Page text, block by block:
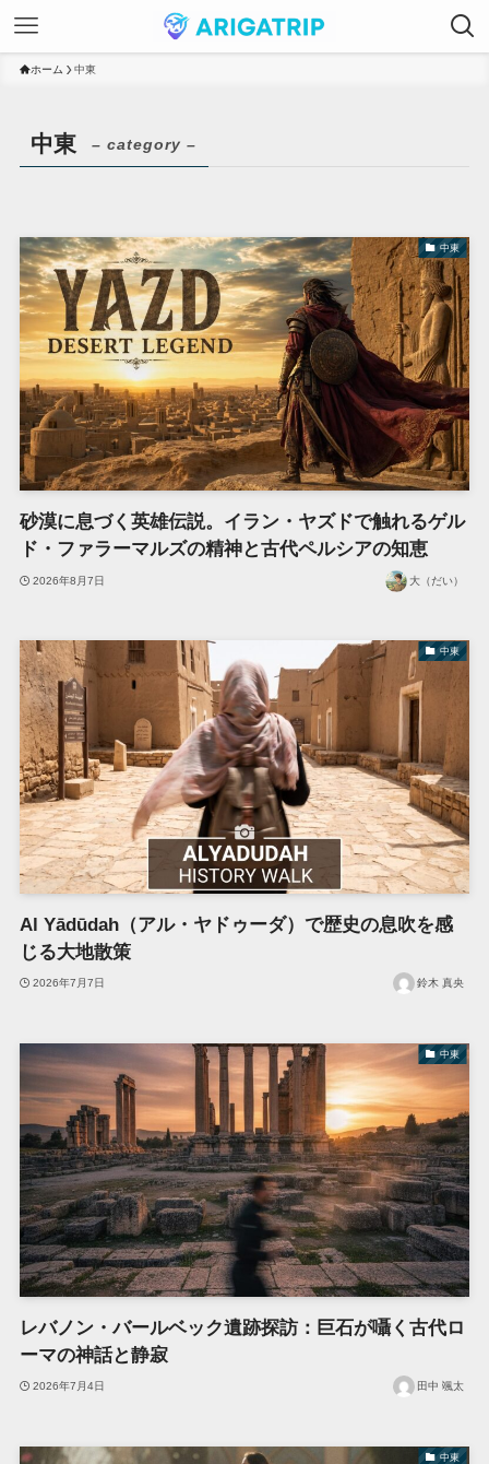
ホーム 中東
中東 – category –
中東
砂漠に息づく英雄伝説。イラン・ヤズドで触れるゲル
ド・ファラーマルズの精神と古代ペルシアの知恵
2026年8月7日 大（だい）
中東
Al Yādūdah（アル・ヤドゥーダ）で歴史の息吹を感
じる大地散策
2026年7月7日 鈴木 真央
中東
レバノン・バールベック遺跡探訪：巨石が囁く古代ロ
ーマの神話と静寂
2026年7月4日 田中 颯太
中東